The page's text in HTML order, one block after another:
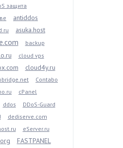
защита
antiddos
asuka.host
backup
cloud vps
cloud4y.ru
Contabo
cPanel
ddos DDoS-Guard
dediserve.com
eServer.ru
FASTPANEL